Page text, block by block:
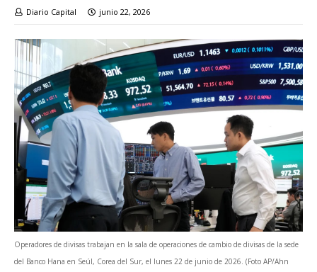
Diario Capital junio 22, 2026
Operadores de divisas trabajan en la sala de operaciones de cambio de divisas de la sede
del Banco Hana en Seúl, Corea del Sur, el lunes 22 de junio de 2026. (Foto AP/Ahn